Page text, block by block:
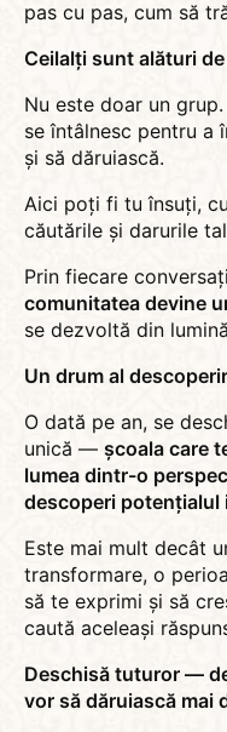
pas cu pas, cum să
Ceilalți sunt alături
Nu este doar un
se întâlnesc pentru a
și să dăruiască.
Aici poți fi tu însuți,
căutările și darurile
Prin fiecare
comunitatea devine
se dezvoltă din
Un drum al
O dată pe an, se
unică — școala care
lumea dintr-o
descoperi potențialul
Este mai mult decât
transformare, o
să te exprimi și să
caută aceleași
Deschisă tuturor —
vor să dăruiască mai